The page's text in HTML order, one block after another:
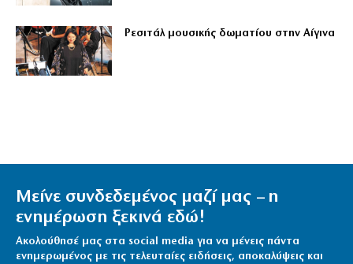
Ρεσιτάλ μουσικής δωματίου στην Αίγινα
Μείνε συνδεδεμένος μαζί μας – η
ενημέρωση ξεκινά εδώ!
Ακολούθησέ μας στα social media για να μένεις πάντα
ενημερωμένος με τις τελευταίες ειδήσεις, αποκαλύψεις και